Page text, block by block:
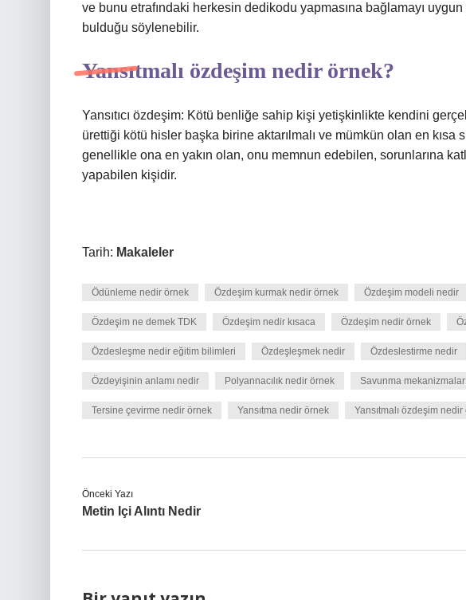
ve bunu etrafındaki herkesin dedikodu yapmasına bağlamayı
bulduğu söylenebilir.
Yansıtmalı özdeşim nedir örnek?
Yansıtıcı özdeşim: Kötü benliğe sahip kişi yetişkinlikte kendini
ürettiği kötü hisler başka birine aktarılmalı ve mümkün olan en kısa
genellikle ona en yakın olan, onu memnun edebilen, sorunlarına
yapabilen kişidir.
Tarih: Makaleler
Ödünleme nedir örnek Özdeşim kurmak nedir örnek Özdeşim modeli nedir
Özdeşim ne demek TDK Özdeşim nedir kısaca Özdeşim nedir örnek
Özdesleşme nedir eğitim bilimleri Özdeşleşmek nedir Özdeslestirme nedir
Özdeyişinin anlamı nedir Polyannacılık nedir örnek Savunma
Tersine çevirme nedir örnek Yansıtma nedir örnek Yansıtmalı özdeşim
Önceki Yazı
Metin Içi Alıntı Nedir